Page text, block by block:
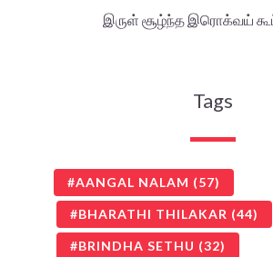
இருள் சூழ்ந்த இரொக்வய்
Tags
AANGAL NALAM (57)
BHARATHI THILAKAR (44)
BRINDHA SETHU (32)